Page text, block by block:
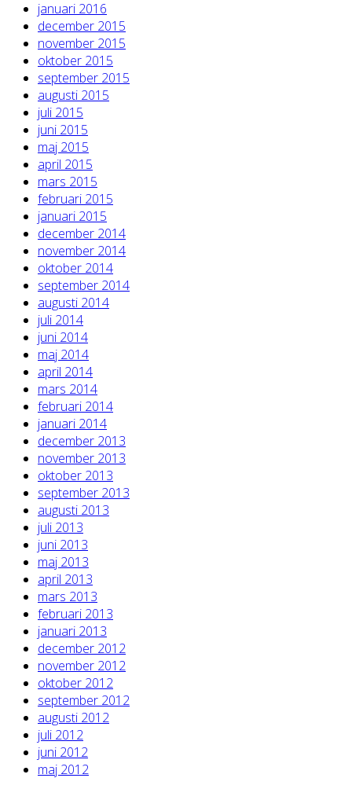
januari 2016
december 2015
november 2015
oktober 2015
september 2015
augusti 2015
juli 2015
juni 2015
maj 2015
april 2015
mars 2015
februari 2015
januari 2015
december 2014
november 2014
oktober 2014
september 2014
augusti 2014
juli 2014
juni 2014
maj 2014
april 2014
mars 2014
februari 2014
januari 2014
december 2013
november 2013
oktober 2013
september 2013
augusti 2013
juli 2013
juni 2013
maj 2013
april 2013
mars 2013
februari 2013
januari 2013
december 2012
november 2012
oktober 2012
september 2012
augusti 2012
juli 2012
juni 2012
maj 2012